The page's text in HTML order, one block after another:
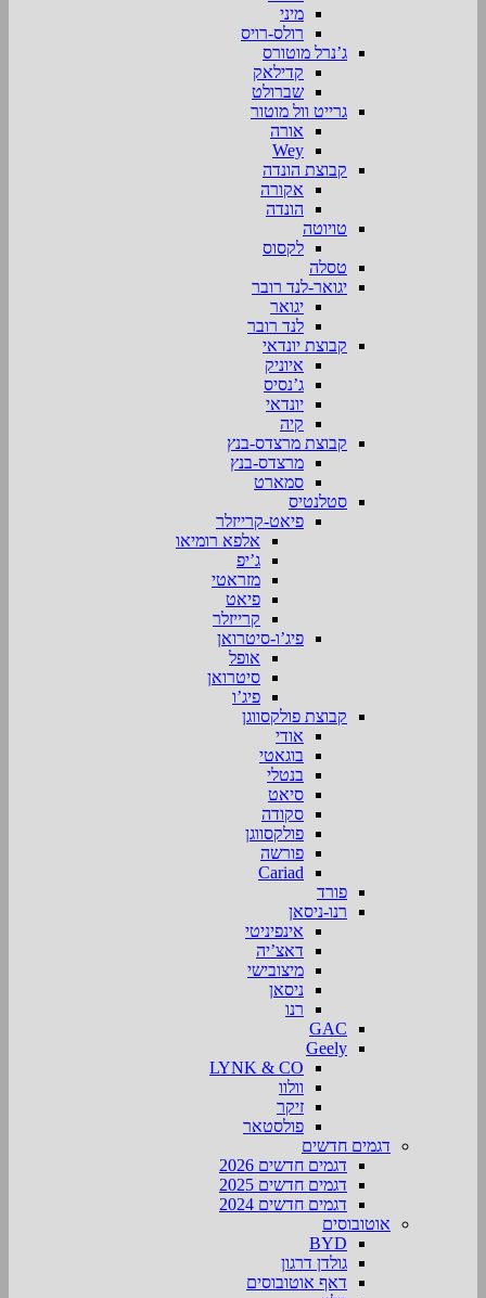
מיני
רולס-רויס
ג’נרל מוטורס
קדילאק
שברולט
גרייט וול מוטור
אורה
Wey
קבוצת הונדה
אקורה
הונדה
טויוטה
לקסוס
טסלה
יגואר-לנד רובר
יגואר
לנד רובר
קבוצת יונדאי
איוניק
ג’נסיס
יונדאי
קיה
קבוצת מרצדס-בנץ
מרצדס-בנץ
סמארט
סטלנטיס
פיאט-קרייזלר
אלפא רומיאו
ג’יפ
מזראטי
פיאט
קרייזלר
פיג’ו-סיטרואן
אופל
סיטרואן
פיג’ו
קבוצת פולקסווגן
אודי
בוגאטי
בנטלי
סיאט
סקודה
פולקסווגן
פורשה
Cariad
פורד
רנו-ניסאן
אינפיניטי
דאצ’יה
מיצובישי
ניסאן
רנו
GAC
Geely
LYNK & CO
וולוו
זיקר
פולסטאר
דגמים חדשים
דגמים חדשים 2026
דגמים חדשים 2025
דגמים חדשים 2024
אוטובוסים
BYD
גולדן דרגון
דאף אוטובוסים